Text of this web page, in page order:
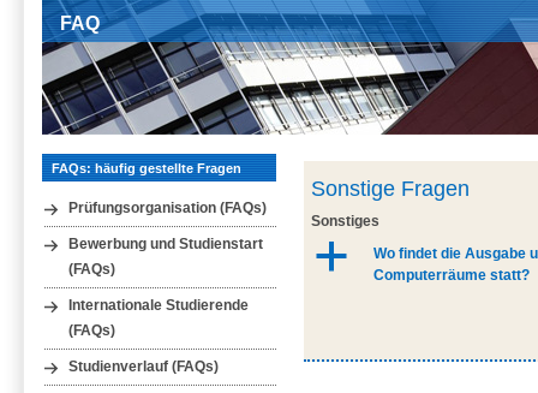
FAQ
FAQs: häufig gestellte Fragen
Prüfungsorganisation (FAQs)
Bewerbung und Studienstart
(FAQs)
Internationale Studierende
(FAQs)
Studienverlauf (FAQs)
Sonstige Fragen
Sonstiges
a
Wo findet die Ausgabe
Computerräume statt?